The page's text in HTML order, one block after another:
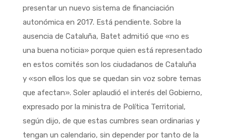
presentar un nuevo sistema de financiación
autonómica en 2017. Está pendiente. Sobre la
ausencia de Cataluña, Batet admitió que «no es
una buena noticia» porque quien está representado
en estos comités son los ciudadanos de Cataluña
y «son ellos los que se quedan sin voz sobre temas
que afectan». Soler aplaudió el interés del Gobierno,
expresado por la ministra de Política Territorial,
según dijo, de que estas cumbres sean ordinarias y
tengan un calendario, sin depender por tanto de la